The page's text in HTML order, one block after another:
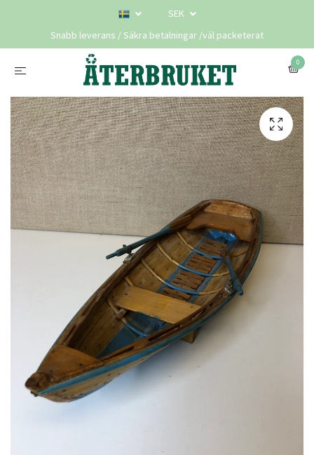
SEK
Snabb leverans / Säkra betalningar /väl packeterat
0